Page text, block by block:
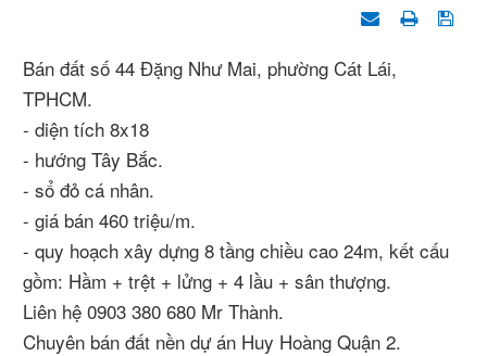
Bán đất số 44 Đặng Như Mai, phường Cát Lái,
TPHCM.
- diện tích 8x18
- hướng Tây Bắc.
- sổ đỏ cá nhân.
- giá bán 460 triệu/m.
- quy hoạch xây dựng 8 tầng chiều cao 24m, kết cấu
gồm: Hầm + trệt + lửng + 4 lầu + sân thượng.
Liên hệ 0903 380 680 Mr Thành.
Chuyên bán đất nền dự án Huy Hoàng Quận 2.